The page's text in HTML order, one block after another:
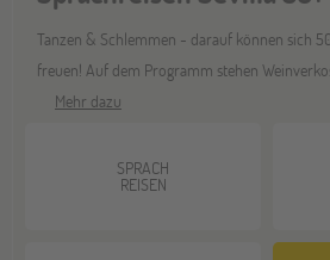
Tanzen & Schlemmen - darauf können sich
freuen! Auf dem Programm stehen
Mehr dazu
SPRACH
REISEN